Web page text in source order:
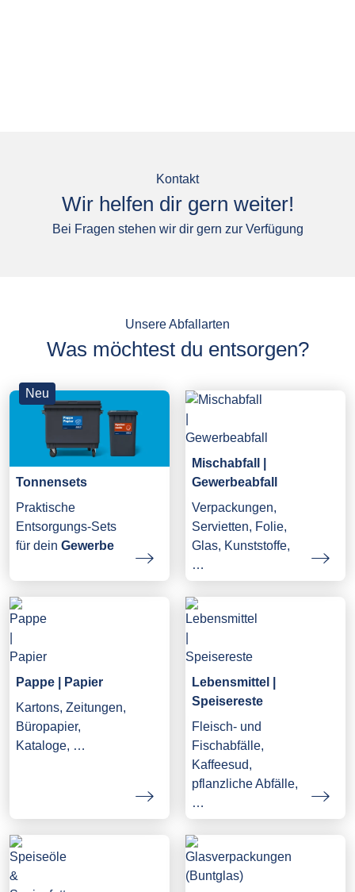
Kontakt
Wir helfen dir gern weiter!
Bei Fragen stehen wir dir gern zur Verfügung
Unsere Abfallarten
Was möchtest du entsorgen?
Neu
Tonnensets
Praktische
Entsorgungs-Sets
für dein Gewerbe
Mischabfall |
Gewerbeabfall
Verpackungen,
Servietten, Folie,
Glas, Kunststoffe,
…
Pappe | Papier
Kartons, Zeitungen,
Büropapier,
Kataloge, …
Lebensmittel |
Speisereste
Fleisch- und
Fischabfälle,
Kaffeesud,
pflanzliche Abfälle,
…